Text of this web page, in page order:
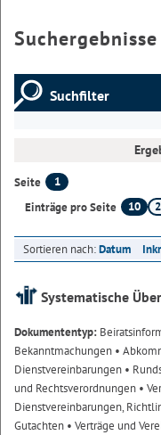
Suchfilter
Seite
1
Einträge pro Seite
10
Sortieren nach:Datum
Systematische
Dokumententyp:
Bekanntmachungen •
Dienstvereinbarungen •
und Rechtsverordnungen •
Dienstvereinbarungen,
Gutachten • Verträge und